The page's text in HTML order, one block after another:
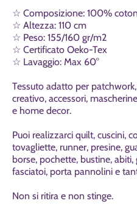
☆ Composizione: 100%
☆ Altezza: 110 cm
☆ Peso: 155/160 gr/m2
☆ Certificato Oeko-Tex
☆ Lavaggio: Max 60°
Tessuto adatto per
creativo, accessori,
e home decor.
Puoi realizzarci quilt, cuscini,
tovagliette, runner, presine,
borse, pochette, bustine,
fasciatoi, porta pannolini e
Non si ritira e non stinge.